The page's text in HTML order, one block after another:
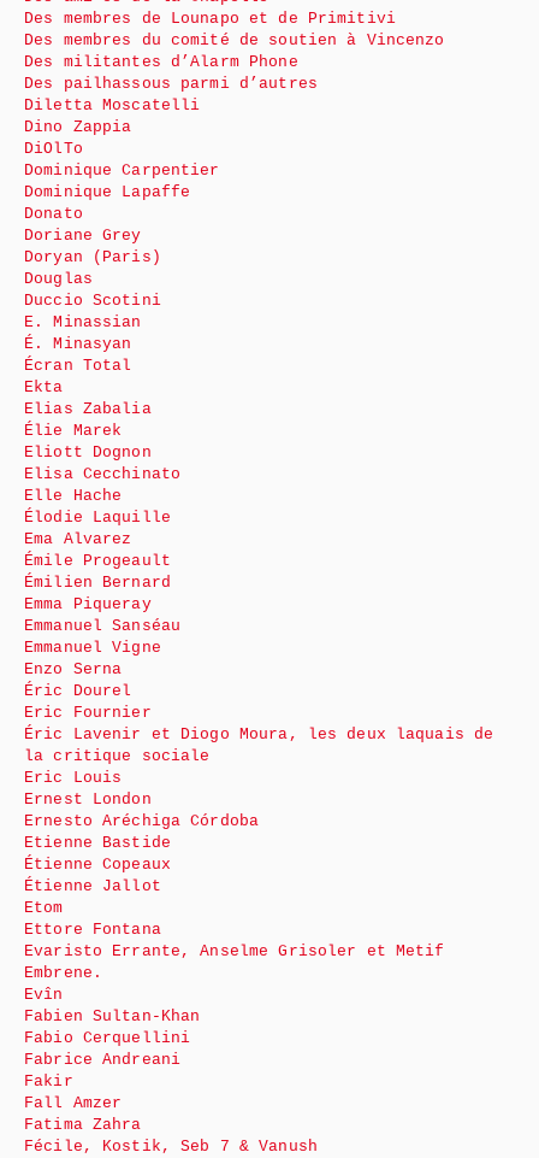
Des membres de Lounapo et de Primitivi
Des membres du comité de soutien à Vincenzo
Des militantes d’Alarm Phone
Des pailhassous parmi d’autres
Diletta Moscatelli
Dino Zappia
DiOlTo
Dominique Carpentier
Dominique Lapaffe
Donato
Doriane Grey
Doryan (Paris)
Douglas
Duccio Scotini
E. Minassian
É. Minasyan
Écran Total
Ekta
Elias Zabalia
Élie Marek
Eliott Dognon
Elisa Cecchinato
Elle Hache
Élodie Laquille
Ema Alvarez
Émile Progeault
Émilien Bernard
Emma Piqueray
Emmanuel Sanséau
Emmanuel Vigne
Enzo Serna
Éric Dourel
Eric Fournier
Éric Lavenir et Diogo Moura, les deux laquais de
la critique sociale
Eric Louis
Ernest London
Ernesto Aréchiga Córdoba
Etienne Bastide
Étienne Copeaux
Étienne Jallot
Etom
Ettore Fontana
Evaristo Errante, Anselme Grisoler et Metif
Embrene.
Evîn
Fabien Sultan-Khan
Fabio Cerquellini
Fabrice Andreani
Fakir
Fall Amzer
Fatima Zahra
Fécile, Kostik, Seb 7 & Vanush